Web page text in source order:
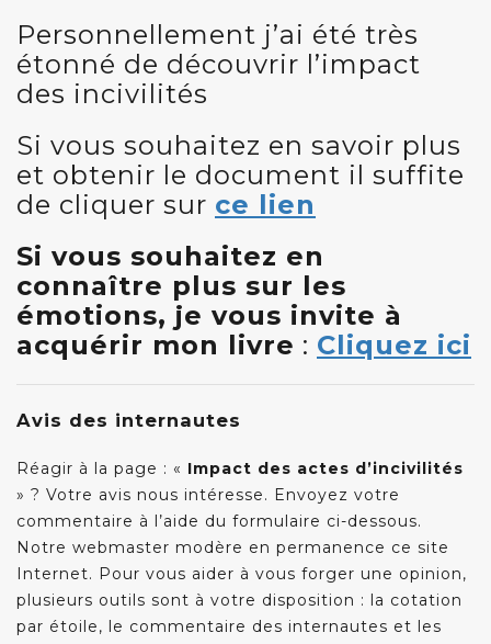
Personnellement j’ai été très
étonné de découvrir l’impact
des incivilités
Si vous souhaitez en savoir plus
et obtenir le document il suffite
de cliquer sur ce lien
Si vous souhaitez en
connaître plus sur les
émotions, je vous invite à
acquérir mon livre : Cliquez ici
Avis des internautes
Réagir à la page : « Impact des actes d’incivilités
» ? Votre avis nous intéresse. Envoyez votre
commentaire à l’aide du formulaire ci-dessous.
Notre webmaster modère en permanence ce site
Internet. Pour vous aider à vous forger une opinion,
plusieurs outils sont à votre disposition : la cotation
par étoile, le commentaire des internautes et les